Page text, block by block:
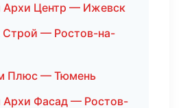
Архи Центр — Ижевск
— Ростов-на-
Плюс — Тюмень
Архи Фасад — Ростов-